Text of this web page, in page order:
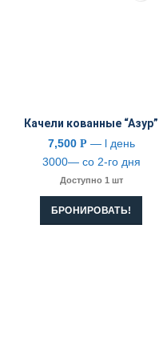
Качели кованные “Азур”
7,500 Р — l день
3000— со 2-го дня
Доступно 1 шт
БРОНИРОВАТЬ!